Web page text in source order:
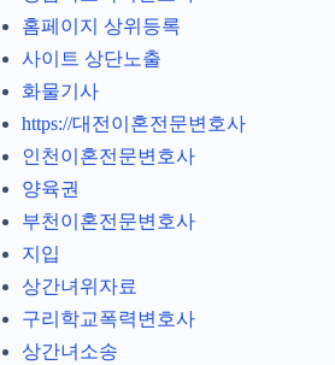
홈페이지 상위등록
사이트 상단노출
화물기사
https://대전이혼전문변호사
인천이혼전문변호사
양육권
부천이혼전문변호사
지입
상간녀위자료
구리학교폭력변호사
상간녀소송